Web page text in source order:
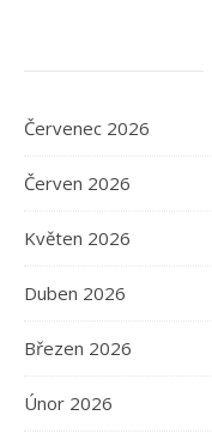
Červenec 2026
Červen 2026
Květen 2026
Duben 2026
Březen 2026
Únor 2026